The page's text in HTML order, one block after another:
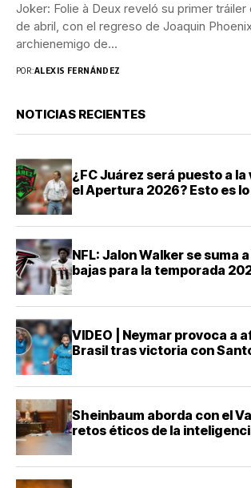
Joker: Folie à Deux reveló su primer
de abril, con el regreso de Joaquin
archienemigo de...
POR:ALEXIS FERNÁNDEZ
NOTICIAS RECIENTES
¿FC Juárez será puesto a
el Apertura 2026? Esto es
NFL: Jalon Walker se suma
bajas para la temporada
VIDEO | Neymar provoca a
Brasil tras victoria con
Sheinbaum aborda con el
retos éticos de la